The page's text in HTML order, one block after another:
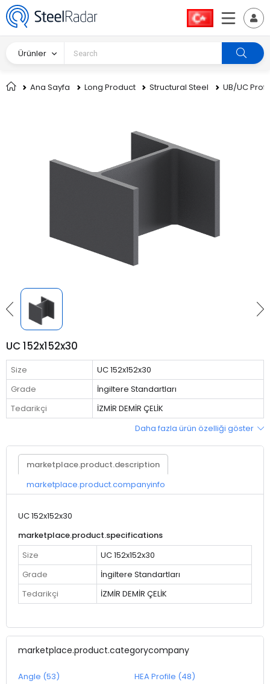
Ürünler
Ana Sayfa Long Product Structural Steel UB/UC Profil
UC 152x152x30
Size
UC 152x152x30
Grade
İngiltere Standartları
Tedarikçi
İZMİR DEMİR ÇELİK
Daha fazla ürün özelliği göster
marketplace.product.description
marketplace.product.companyinfo
UC 152x152x30
marketplace.product.specifications
Size
UC 152x152x30
Grade
İngiltere Standartları
Tedarikçi
İZMİR DEMİR ÇELİK
marketplace.product.categorycompany
Angle (53) HEA Profile (48)